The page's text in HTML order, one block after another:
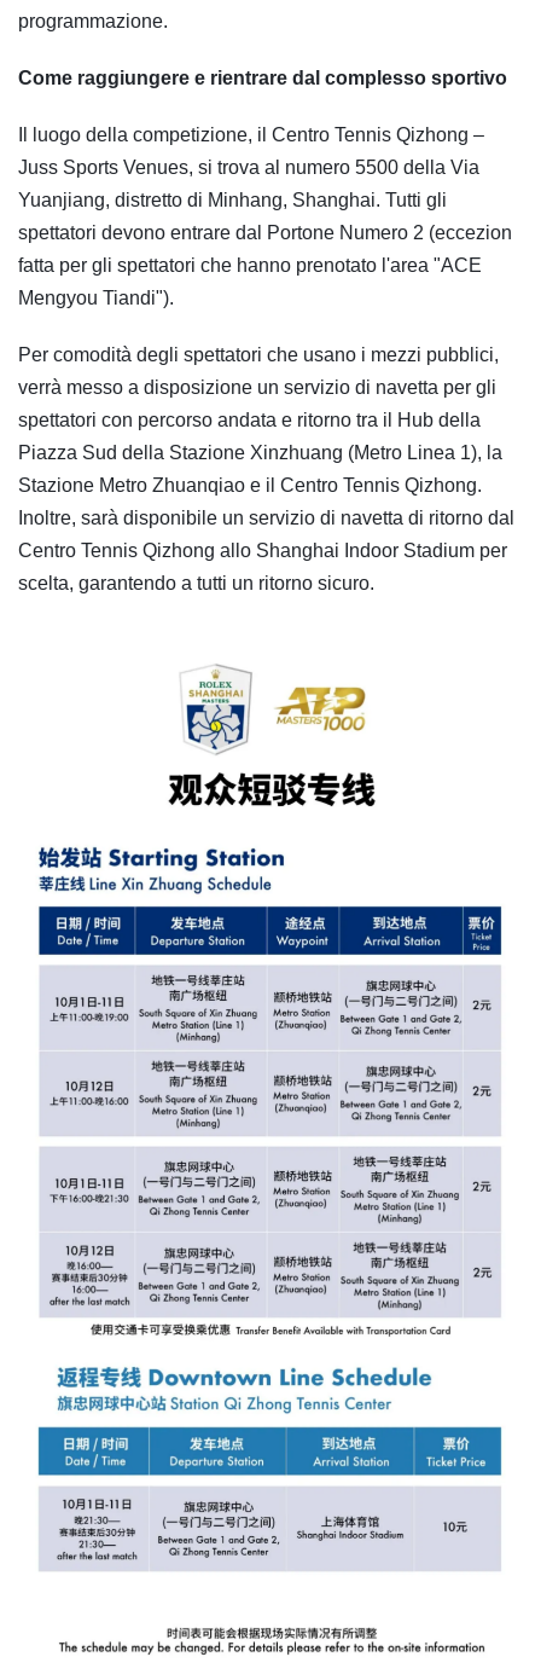
programmazione.
Come raggiungere e rientrare dal complesso sportivo
Il luogo della competizione, il Centro Tennis Qizhong –
Juss Sports Venues, si trova al numero 5500 della Via
Yuanjiang, distretto di Minhang, Shanghai. Tutti gli
spettatori devono entrare dal Portone Numero 2 (eccezion
fatta per gli spettatori che hanno prenotato l'area "ACE
Mengyou Tiandi").
Per comodità degli spettatori che usano i mezzi pubblici,
verrà messo a disposizione un servizio di navetta per gli
spettatori con percorso andata e ritorno tra il Hub della
Piazza Sud della Stazione Xinzhuang (Metro Linea 1), la
Stazione Metro Zhuanqiao e il Centro Tennis Qizhong.
Inoltre, sarà disponibile un servizio di navetta di ritorno dal
Centro Tennis Qizhong allo Shanghai Indoor Stadium per
scelta, garantendo a tutti un ritorno sicuro.